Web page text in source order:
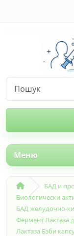
Меню
БАД и
Биологически
БАД желудочно-
Фермент Лактаза
Лактаза Бэби